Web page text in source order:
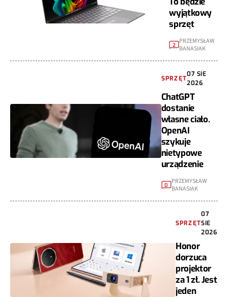
wyjątkowy
sprzęt
2 PRZEMYSŁAW
BANASIAK
SPRZĘT
07 SIE
2026
ChatGPT
dostanie
własne ciało.
OpenAI
szykuje
nietypowe
urządzenie
0 PRZEMYSŁAW
BANASIAK
SPRZĘT
07
SIE
2026
Honor
dorzuca
projektor
za 1 zł. Jest
jeden